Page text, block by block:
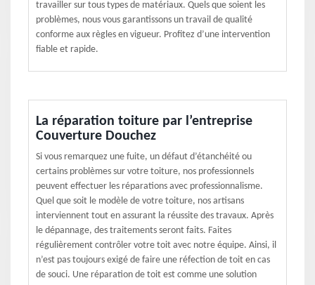
travailler sur tous types de matériaux. Quels que soient les
problèmes, nous vous garantissons un travail de qualité
conforme aux règles en vigueur. Profitez d’une intervention
fiable et rapide.
La réparation toiture par l’entreprise
Couverture Douchez
Si vous remarquez une fuite, un défaut d’étanchéité ou
certains problèmes sur votre toiture, nos professionnels
peuvent effectuer les réparations avec professionnalisme.
Quel que soit le modèle de votre toiture, nos artisans
interviennent tout en assurant la réussite des travaux. Après
le dépannage, des traitements seront faits. Faites
régulièrement contrôler votre toit avec notre équipe. Ainsi, il
n’est pas toujours exigé de faire une réfection de toit en cas
de souci. Une réparation de toit est comme une solution